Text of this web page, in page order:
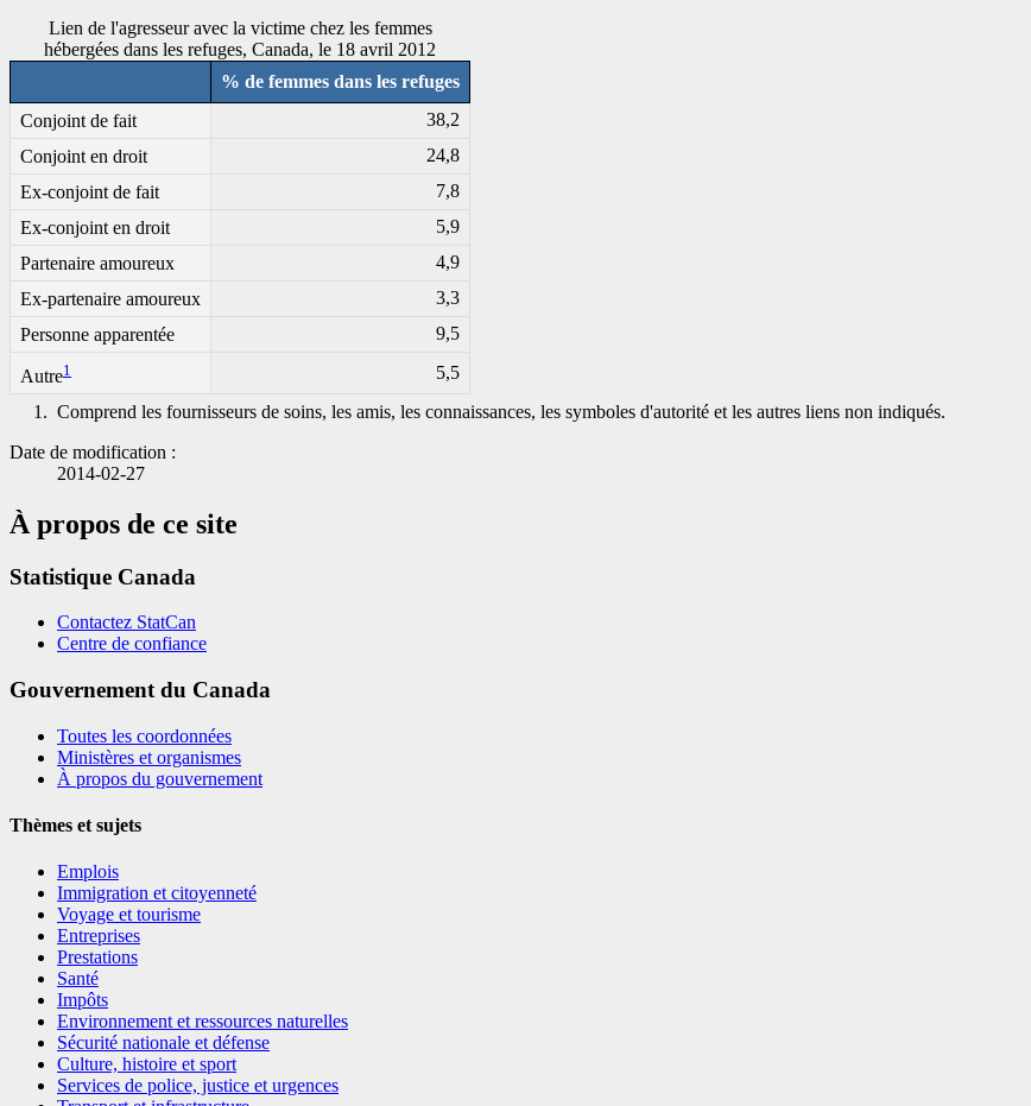
Lien de l'agresseur avec la victime chez les femmes
hébergées dans les refuges, Canada, le 18 avril 2012
% de femmes dans les refuges
Conjoint de fait
38,2
Conjoint en droit
24,8
Ex-conjoint de fait
7,8
Ex-conjoint en droit
5,9
Partenaire amoureux
4,9
Ex-partenaire amoureux
3,3
Personne apparentée
9,5
Autre1
5,5
1. Comprend les fournisseurs de soins, les amis, les connaissances, les symboles d'autorité et les autres liens non indiqués.
Date de modification :
2014-02-27
À propos de ce site
Statistique Canada
Contactez StatCan
Centre de confiance
Gouvernement du Canada
Toutes les coordonnées
Ministères et organismes
À propos du gouvernement
Thèmes et sujets
Emplois
Immigration et citoyenneté
Voyage et tourisme
Entreprises
Prestations
Santé
Impôts
Environnement et ressources naturelles
Sécurité nationale et défense
Culture, histoire et sport
Services de police, justice et urgences